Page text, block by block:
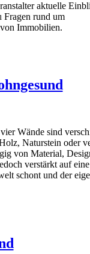
aktu­el­le
Fra­gen rund um
Immo­bi­li­en.
Wän­de sind
Natur­stein oder
von Mate­ri­al,
ver­stärkt auf eine
schont und der